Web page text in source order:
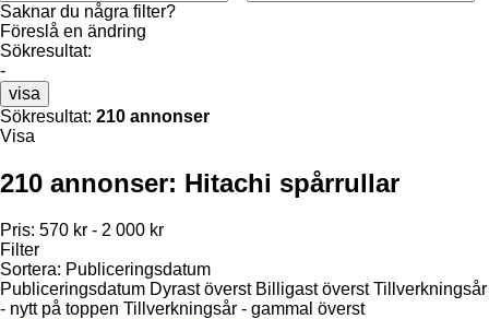
Saknar du några filter?
Föreslå en ändring
Sökresultat:
-
visa
Sökresultat: 210 annonser
Visa
210 annonser: Hitachi spårrullar
Pris: 570 kr - 2 000 kr
Filter
Sortera: Publiceringsdatum
Publiceringsdatum Dyrast överst Billigast överst Tillverkningsår
- nytt på toppen Tillverkningsår - gammal överst